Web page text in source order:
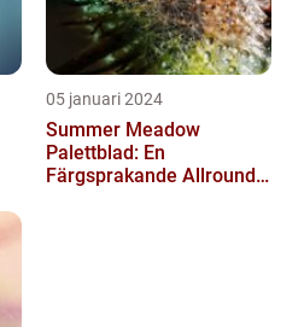
05 januari 2024
Summer Meadow
Palettblad: En
Färgsprakande Allround-